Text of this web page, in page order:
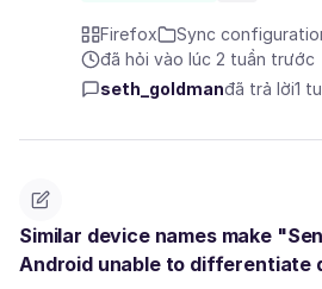
Firefox
Sync
đã hỏi vào lúc 2 tuần trước
seth_goldmanđã trả lời1
Similar device names make
Android unable to differentiate